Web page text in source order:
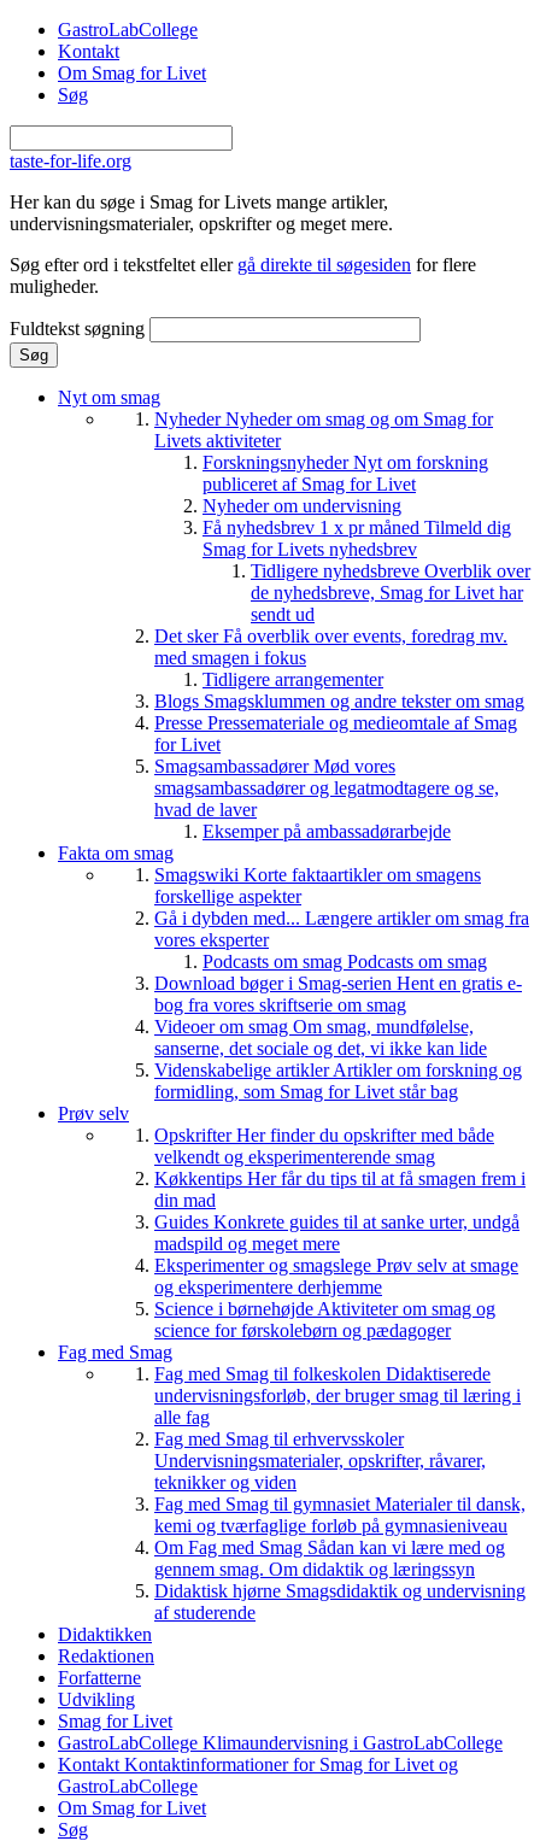
Gå til hovedindhold
GastroLabCollege
Kontakt
Om Smag for Livet
Søg
taste-for-life.org
Her kan du søge i Smag for Livets mange artikler,
undervisningsmaterialer, opskrifter og meget mere.
Søg efter ord i tekstfeltet eller gå direkte til søgesiden for flere
muligheder.
Fuldtekst søgning
Nyt om smag
NyhederNyheder om smag og om Smag for
Livets aktiviteter
ForskningsnyhederNyt om forskning
publiceret af Smag for Livet
Nyheder om undervisning
Få nyhedsbrev 1 x pr måned Tilmeld dig
Smag for Livets nyhedsbrev
Tidligere nyhedsbreve Overblik over
de nyhedsbreve, Smag for Livet har
sendt ud
Det skerFå overblik over events, foredrag mv.
med smagen i fokus
Tidligere arrangementer
Blogs Smagsklummen og andre tekster om smag
Presse Pressemateriale og medieomtale af Smag
for Livet
SmagsambassadørerMød vores
smagsambassadører og legatmodtagere og se,
hvad de laver
Eksemper på ambassadørarbejde
Fakta om smag
Smagswiki Korte faktaartikler om smagens
forskellige aspekter
Gå i dybden med... Længere artikler om smag fra
vores eksperter
Podcasts om smag Podcasts om smag
Download bøger i Smag-serien Hent en gratis e-
bog fra vores skriftserie om smag
Videoer om smag Om smag, mundfølelse,
sanserne, det sociale og det, vi ikke kan lide
Videnskabelige artiklerArtikler om forskning og
formidling, som Smag for Livet står bag
Prøv selv
OpskrifterHer finder du opskrifter med både
velkendt og eksperimenterende smag
Køkkentips Her får du tips til at få smagen frem i
din mad
Guides Konkrete guides til at sanke urter, undgå
madspild og meget mere
Eksperimenter og smagslege Prøv selv at smage
og eksperimentere derhjemme
Science i børnehøjde Aktiviteter om smag og
science for førskolebørn og pædagoger
Fag med Smag
Fag med Smag til folkeskolen Didaktiserede
undervisningsforløb, der bruger smag til læring i
alle fag
Fag med Smag til erhvervsskoler
Undervisningsmaterialer, opskrifter, råvarer,
teknikker og viden
Fag med Smag til gymnasiet Materialer til dansk,
kemi og tværfaglige forløb på gymnasieniveau
Om Fag med Smag Sådan kan vi lære med og
gennem smag. Om didaktik og læringssyn
Didaktisk hjørne Smagsdidaktik og undervisning
af studerende
Didaktikken
Redaktionen
Forfatterne
Udvikling
Smag for Livet
GastroLabCollege Klimaundervisning i GastroLabCollege
Kontakt Kontaktinformationer for Smag for Livet og
GastroLabCollege
Om Smag for Livet
Søg